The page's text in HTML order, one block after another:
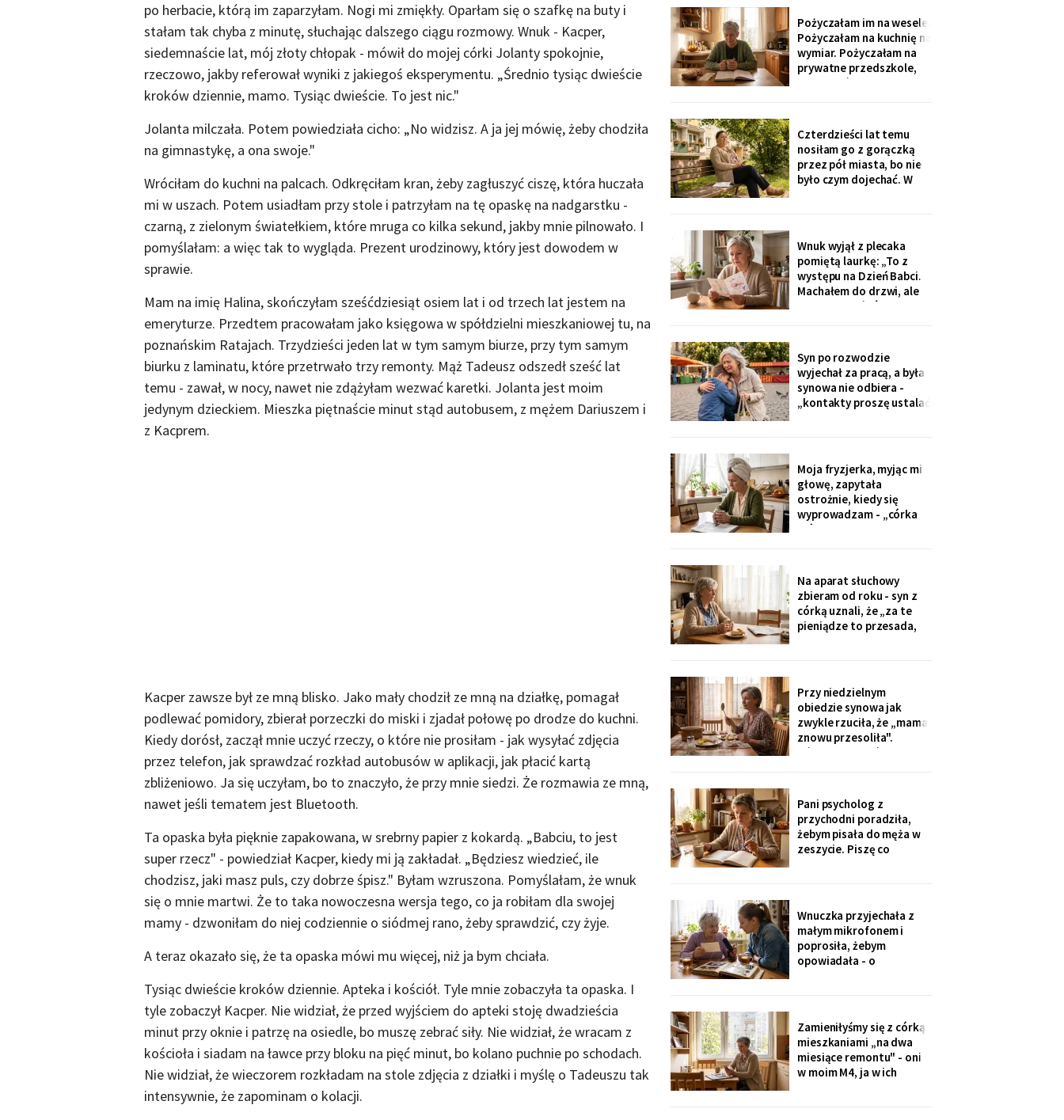
po herbacie, którą im zaparzyłam. Nogi mi zmiękły. Oparłam się o szafkę na buty i
stałam tak chyba z minutę, słuchając dalszego ciągu rozmowy. Wnuk - Kacper,
siedemnaście lat, mój złoty chłopak - mówił do mojej córki Jolanty spokojnie,
rzeczowo, jakby referował wyniki z jakiegoś eksperymentu. „Średnio tysiąc dwieście
kroków dziennie, mamo. Tysiąc dwieście. To jest nic."
Jolanta milczała. Potem powiedziała cicho: „No widzisz. A ja jej mówię, żeby chodziła
na gimnastykę, a ona swoje."
Wróciłam do kuchni na palcach. Odkręciłam kran, żeby zagłuszyć ciszę, która huczała
mi w uszach. Potem usiadłam przy stole i patrzyłam na tę opaskę na nadgarstku -
czarną, z zielonym światełkiem, które mruga co kilka sekund, jakby mnie pilnowało. I
pomyślałam: a więc tak to wygląda. Prezent urodzinowy, który jest dowodem w
sprawie.
Mam na imię Halina, skończyłam sześćdziesiąt osiem lat i od trzech lat jestem na
emeryturze. Przedtem pracowałam jako księgowa w spółdzielni mieszkaniowej tu, na
poznańskim Ratajach. Trzydzieści jeden lat w tym samym biurze, przy tym samym
biurku z laminatu, które przetrwało trzy remonty. Mąż Tadeusz odszedł sześć lat
temu - zawał, w nocy, nawet nie zdążyłam wezwać karetki. Jolanta jest moim
jedynym dzieckiem. Mieszka piętnaście minut stąd autobusem, z mężem Dariuszem i
z Kacprem.
Kacper zawsze był ze mną blisko. Jako mały chodził ze mną na działkę, pomagał
podlewać pomidory, zbierał porzeczki do miski i zjadał połowę po drodze do kuchni.
Kiedy dorósł, zaczął mnie uczyć rzeczy, o które nie prosiłam - jak wysyłać zdjęcia
przez telefon, jak sprawdzać rozkład autobusów w aplikacji, jak płacić kartą
zbliżeniowo. Ja się uczyłam, bo to znaczyło, że przy mnie siedzi. Że rozmawia ze mną,
nawet jeśli tematem jest Bluetooth.
Ta opaska była pięknie zapakowana, w srebrny papier z kokardą. „Babciu, to jest
super rzecz" - powiedział Kacper, kiedy mi ją zakładał. „Będziesz wiedzieć, ile
chodzisz, jaki masz puls, czy dobrze śpisz." Byłam wzruszona. Pomyślałam, że wnuk
się o mnie martwi. Że to taka nowoczesna wersja tego, co ja robiłam dla swojej
mamy - dzwoniłam do niej codziennie o siódmej rano, żeby sprawdzić, czy żyje.
A teraz okazało się, że ta opaska mówi mu więcej, niż ja bym chciała.
Tysiąc dwieście kroków dziennie. Apteka i kościół. Tyle mnie zobaczyła ta opaska. I
tyle zobaczył Kacper. Nie widział, że przed wyjściem do apteki stoję dwadzieścia
minut przy oknie i patrzę na osiedle, bo muszę zebrać siły. Nie widział, że wracam z
kościoła i siadam na ławce przy bloku na pięć minut, bo kolano puchnie po schodach.
Nie widział, że wieczorem rozkładam na stole zdjęcia z działki i myślę o Tadeuszu tak
intensywnie, że zapominam o kolacji.
domu opieki. Przyjechali
z tortem i laptopem:
bilety do Rzymu na moje
siedemdziesiąte
urodziny
Pożyczałam im na wesele.
Pożyczałam na kuchnię na
wymiar. Pożyczałam na
prywatne przedszkole,
„bo Kubuś jest wrażliwy".
poprosiłam o pożyczkę -
na okulary progresywne -
i usłyszałam, że „trzeba
było sobie
Czterdzieści lat temu
nosiłam go z gorączką
przez pół miasta, bo nie
było czym dojechać. W
prześwietlenie biodra.
„Mamo, od tego jest
teraz taksówka dla
seniorów, zamów sobie".
Zamówiłam - kierowca
Wnuk wyjął z plecaka
pomiętą laurkę: „To z
występu na Dzień Babci.
Machałem do drzwi, ale
nie przyszłaś". Żadnego
przekazuje je przez
rodziców. Córka
wzruszyła ramionami:
„No zapomniałam, mamo,
tyle się teraz
Syn po rozwodzie
wyjechał za pracą, a była
synowa nie odbiera -
„kontakty proszę ustalać
na rynku młodszy mnie
zobaczył, wyrwał jej się z
ręki i przybiegł. Zdążyłam
tylko przytulić.
Moja fryzjerka, myjąc mi
głowę, zapytała
ostrożnie, kiedy się
wyprowadzam - „córka
mówiła u nas w salonie,
czegoś mniejszego".
Niczego nie szukam. Nic
nie sprzedaję.
Na aparat słuchowy
zbieram od roku - syn z
córką uznali, że „za te
pieniądze to przesada,
swobodnie, bo mama i
tak nie słyszy. Słyszę
więcej, niż myślą. W
niedzielę usłyszałam, co
planują z moim
Przy niedzielnym
obiedzie synowa jak
zwykle rzuciła, że „mama
znowu przesoliła".
Ośmioletni Staś odłożył
nie mówi, że mama coś
zrobiła źle". Zrobiło się
bardzo cicho.
Pani psycholog z
przychodni poradziła,
żebym pisała do męża w
zeszycie. Piszę co
sąsiadowi, który zawsze
mi pomaga - a nie synowi,
który nie przyjechał ani
do szpitala, ani na
rocznicę
Wnuczka przyjechała z
małym mikrofonem i
poprosiła, żebym
opowiadała - o
niedziele. Powiedziała,
że chce, żeby jej dzieci
kiedyś usłyszały mój głos.
Zamieniłyśmy się z córką
mieszkaniami „na dwa
miesiące remontu" - oni
w moim M4, ja w ich